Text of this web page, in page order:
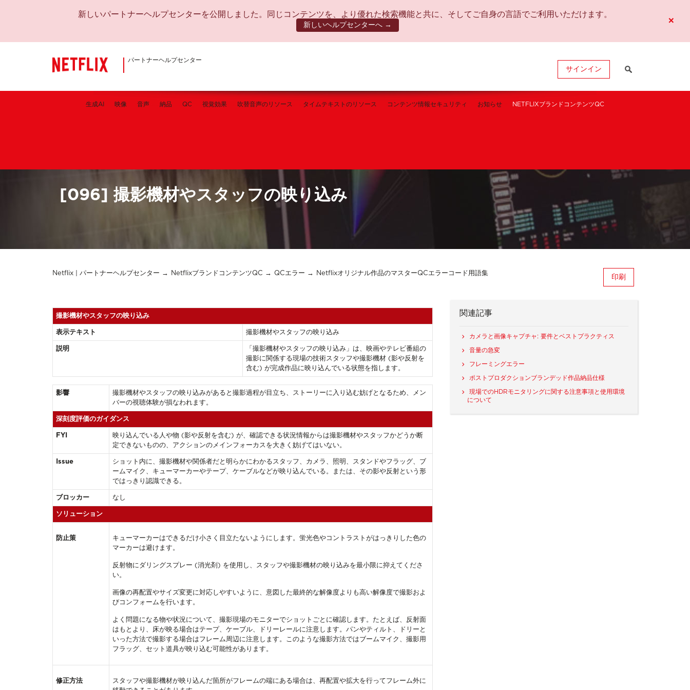
新しいパートナーヘルプセンターを公開しました。同じコンテンツを、より優れた検索機能と共に、そしてご自身の言語でご利用いただけます。
新しいヘルプセンターへ → ×
パートナーヘルプセンター
サインイン
生成AI 映像 音声 納品 QC 視覚効果 吹替音声のリソース タイムテキストのリソース コンテンツ情報セキュリティ お知らせ NETFLIXブランドコンテンツQC
[096] 撮影機材やスタッフの映り込み
Netflix | パートナーヘルプセンター NetflixブランドコンテンツQC QCエラー Netflixオリジナル作品のマスターQCエラーコード用語集
印刷
撮影機材やスタッフの映り込み
表示テキスト 撮影機材やスタッフの映り込み
説明
「撮影機材やスタッフの映り込み」は、映画やテレビ番組の
撮影に関係する現場の技術スタッフや撮影機材 (影や反射を
含む) が完成作品に映り込んでいる状態を指します。
影響
撮影機材やスタッフの映り込みがあると撮影過程が目立ち、ストーリーに入り込む妨げとなるため、メン
バーの視聴体験が損なわれます。
深刻度評価のガイダンス
FYI
映り込んでいる人や物 (影や反射を含む) が、確認できる状況情報からは撮影機材やスタッフかどうか断
定できないものの、アクションのメインフォーカスを大きく妨げてはいない。
Issue
ショット内に、撮影機材や関係者だと明らかにわかるスタッフ、カメラ、照明、スタンドやフラッグ、ブ
ームマイク、キューマーカーやテープ、ケーブルなどが映り込んでいる。または、その影や反射という形
ではっきり認識できる。
ブロッカー なし
ソリューション
防止策
キューマーカーはできるだけ小さく目立たないようにします。蛍光色やコントラストがはっきりした色の
マーカーは避けます。
反射物にダリングスプレー (消光剤) を使用し、スタッフや撮影機材の映り込みを最小限に抑えてくださ
い。
画像の再配置やサイズ変更に対応しやすいように、意図した最終的な解像度よりも高い解像度で撮影およ
びコンフォームを行います。
よく問題になる物や状況について、撮影現場のモニターでショットごとに確認します。たとえば、反射面
はもとより、床が映る場合はテープ、ケーブル、ドリーレールに注意します。パンやティルト、ドリーと
いった方法で撮影する場合はフレーム周辺に注意します。このような撮影方法ではブームマイク、撮影用
フラッグ、セット道具が映り込む可能性があります。
修正方法
スタッフや撮影機材が映り込んだ箇所がフレームの端にある場合は、再配置や拡大を行ってフレーム外に
関連記事
カメラと画像キャプチャ: 要件とベストプラクティス
音量の急変
フレーミングエラー
ポストプロダクションブランデッド作品納品仕様
現場でのHDRモニタリングに関する注意事項と使用環境
について